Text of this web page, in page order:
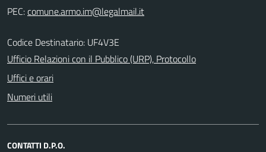
PEC:
Codice Destinatario: UF4V3E
Ufficio Relazioni con il Pubblico (URP), Protocollo
Uffici e orari
Numeri utili
CONTATTI D.P.O.